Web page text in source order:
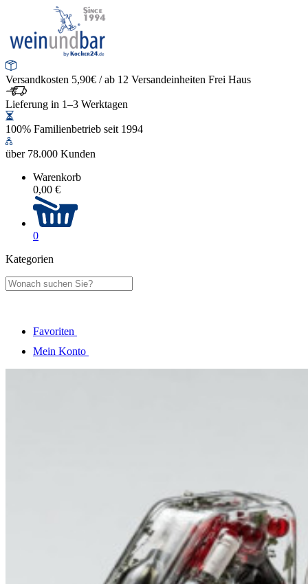
Versandkosten 5,90€ / ab 12 Versandeinheiten Frei Haus
Lieferung in 1–3 Werktagen
100% Familienbetrieb seit 1994
über 78.000 Kunden
Warenkorb
0,00 €
0
Kategorien
Favoriten
Mein Konto